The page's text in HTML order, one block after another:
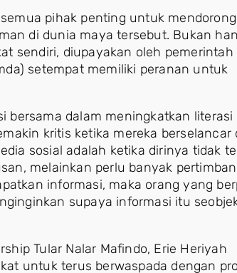
pihak penting untuk
di dunia maya tersebut. Bukan
sendiri, diupayakan oleh pemerintah
setempat memiliki peranan untuk
bersama dalam meningkatkan literasi
kritis ketika mereka berselancar
sosial adalah ketika dirinya tidak
melainkan perlu banyak
informasi, maka orang yang
supaya informasi itu
Tular Nalar Mafindo, Erie Heriyah
untuk terus berwaspada dengan